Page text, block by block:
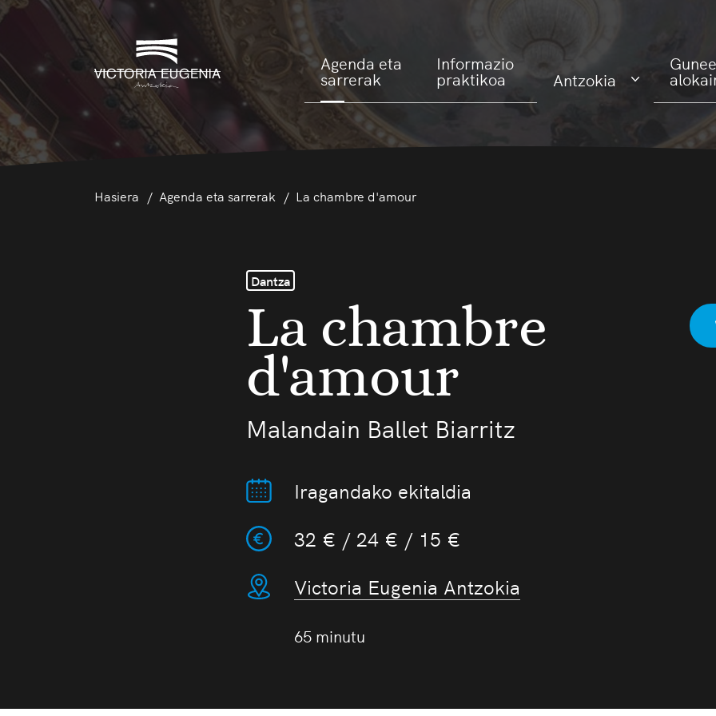
Agenda eta
sarrerak
Informazio
praktikoa Antzokia
Hasiera Agenda eta sarrerak La chambre d'amour
Dantza
La chambre
d'amour
Malandain Ballet Biarritz
Iragandako ekitaldia
32 € / 24 € / 15 €
Victoria Eugenia Antzokia
65 minutu